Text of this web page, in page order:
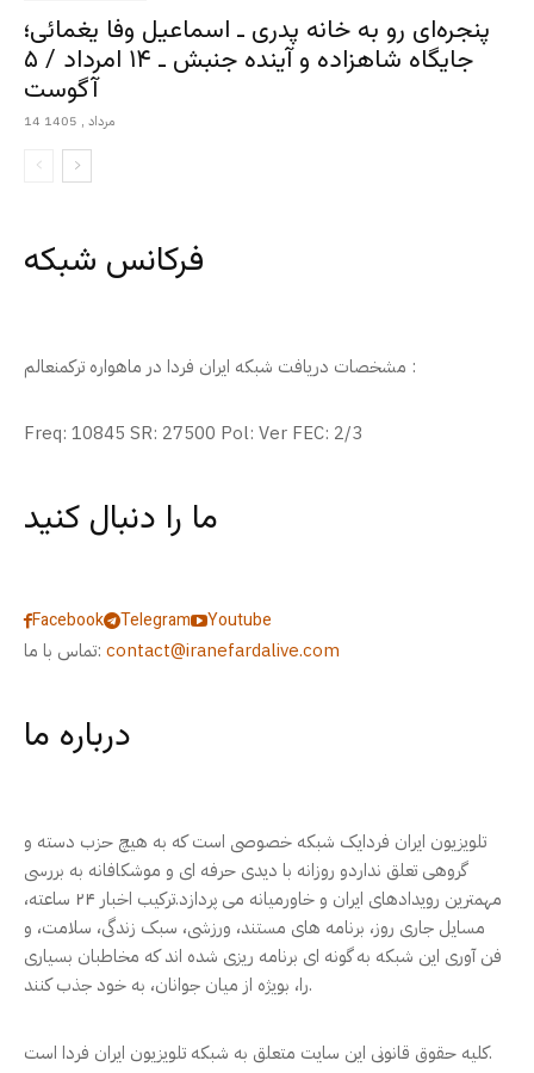
پنجره‌ای رو به خانه پدری ـ اسماعیل وفا یغمائی؛
جایگاه شاهزاده و آینده جنبش ـ ۱۴ امرداد / ۵
آگوست
14 مرداد , 1405
فرکانس شبکه
مشخصات دریافت شبکه ایران فردا در ماهواره ترکمنعالم :
Freq: 10845 SR: 27500 Pol: Ver FEC: 2/3
ما را دنبال کنید
Facebook Telegram
Youtube
تماس با ما: contact@iranefardalive.com
درباره ما
تلویزیون ایران فردایک شبکه خصوصی است که به هیچ حزب دسته و
گروهی تعلق نداردو روزانه با دیدی حرفه ای و موشکافانه به بررسی
مهمترین رویدادهای ایران و خاورمیانه می پردازد.ترکیب اخبار ۲۴ ساعته،
مسایل جاری روز، برنامه های مستند، ورزشی، سبک زندگی، سلامت، و
فن آوری این شبکه به گونه ای برنامه ریزی شده اند که مخاطبان بسیاری
را، بویژه از میان جوانان، به خود جذب کنند.
کلیه حقوق قانونی این سایت متعلق به شبکه تلویزیون ایران فردا است.